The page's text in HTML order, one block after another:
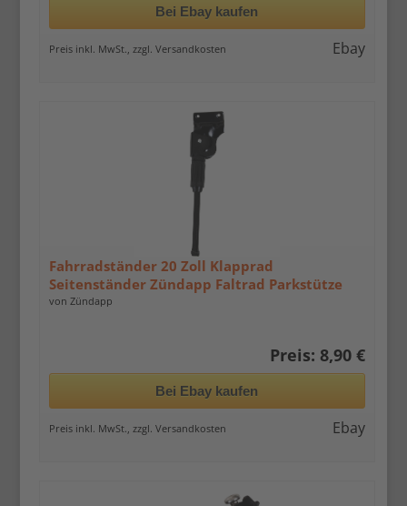
Bei Ebay kaufen
Preis inkl. MwSt., zzgl. Versandkosten Ebay
Fahrradständer 20 Zoll Klapprad
Seitenständer Zündapp Faltrad Parkstütze
Fahrrad
von Zündapp
Preis: 8,90 €
Bei Ebay kaufen
Preis inkl. MwSt., zzgl. Versandkosten Ebay